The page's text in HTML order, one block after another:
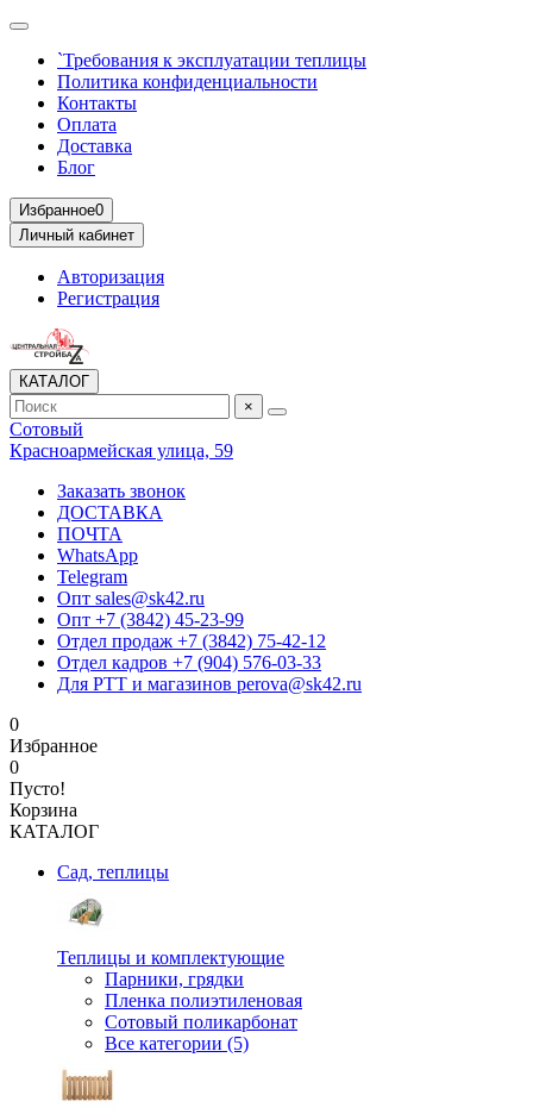
`Требования к эксплуатации теплицы
Политика конфиденциальности
Контакты
Оплата
Доставка
Блог
Избранное0
Личный кабинет
Авторизация
Регистрация
КАТАЛОГ
×
Сотовый
Красноармейская улица, 59
Заказать звонок
ДОСТАВКА
ПОЧТА
WhatsApp
Telegram
Опт sales@sk42.ru
Опт +7 (3842) 45-23-99
Отдел продаж +7 (3842) 75-42-12
Отдел кадров +7 (904) 576-03-33
Для РТТ и магазинов perova@sk42.ru
0
Избранное
0
Пусто!
Корзина
КАТАЛОГ
Сад, теплицы
Теплицы и комплектующие
Парники, грядки
Пленка полиэтиленовая
Сотовый поликарбонат
Все категории (5)